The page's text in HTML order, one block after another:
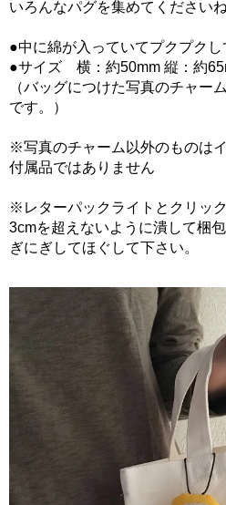
いろんなパグを集めてくださいね
●中に綿が入っていてプクプクし
●サイズ 横：約50mm 縦：約
（バッグにつけた写真のチャー
です。）
※写真のチャーム以外のものは
付属品ではありません
※レターパックライトとクリッ
3cmを超えないように潰して梱
ぎにぎしてほぐして下さい。